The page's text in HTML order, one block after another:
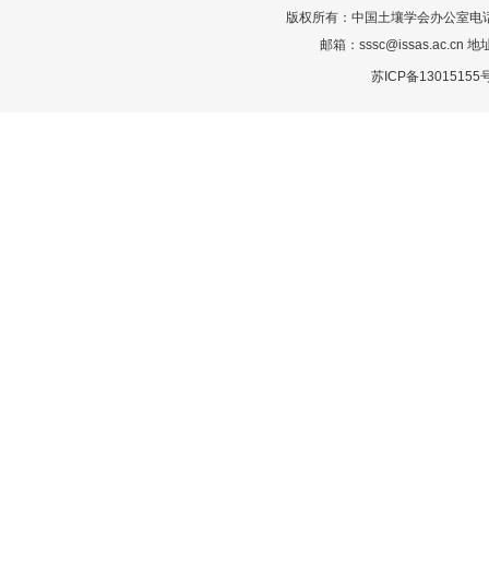
版权所有：中国土壤学会办公室
邮箱：sssc@issas.ac.cn 地
苏ICP备13015155